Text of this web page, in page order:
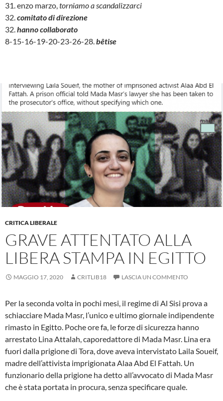
31. enzo marzo,torniamo a scandalizzarci
32.comitato di direzione
32.hanno collaborato
8-15-16-19-20-23-26-28.bêtise
CRITICA LIBERALE
GRAVE ATTENTATO ALLA
LIBERA STAMPA IN EGITTO
MAGGIO 17, 2020 CRITLIB18 LASCIA UN COMMENTO
Per la seconda volta in pochi mesi, il regime di Al Sisi prova a
schiacciare Mada Masr, l’unico e ultimo giornale indipendente
rimasto in Egitto. Poche ore fa, le forze di sicurezza hanno
arrestato Lina Attalah, caporedattore di Mada Masr. Lina era
fuori dalla prigione di Tora, dove aveva intervistato Laila Soueif,
madre dell’attivista imprigionata Alaa Abd El Fattah. Un
funzionario della prigione ha detto all’avvocato di Mada Masr
che è stata portata in procura, senza specificare quale.